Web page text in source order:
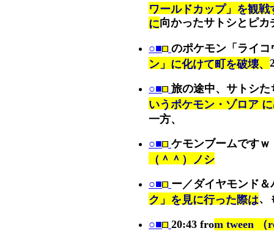
ワールドカップ」を観
に向かったサトシとピカ
○■ のポケモン「ライコ
ン」に化けて町を破壊、
○■ 旅の途中、サトシた
いうポケモン・ゾロア
一方、
○■ ケモンブームですｗ
（＾＾）ノシ
○■ ー／ダイヤモンド＆
ク」を見に行った際は、
○■ 20:43 from tween （